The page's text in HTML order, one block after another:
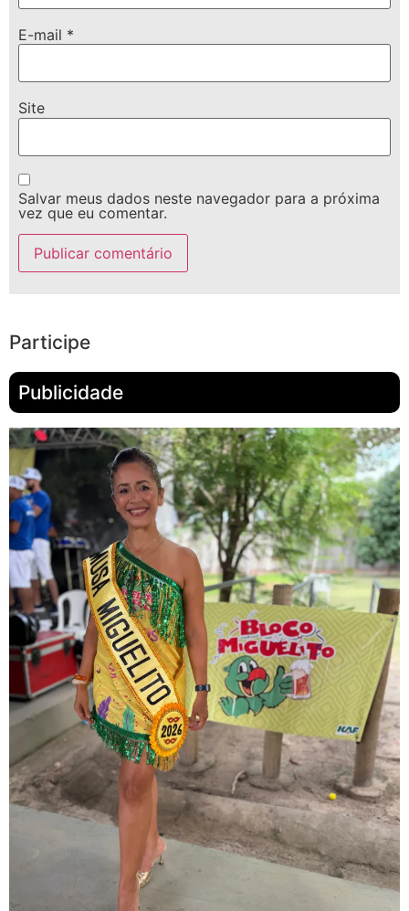
E-mail *
Site
Salvar meus dados neste navegador para a próxima
vez que eu comentar.
Participe
Publicidade